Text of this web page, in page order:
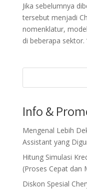
Jika sebelumnya
tersebut menjadi
nomenklatur,
di beberapa sektor.
Info &
Mengenal Lebih
Assistant yang
Hitung Simulasi
(Proses Cepat dan
Diskon Spesial